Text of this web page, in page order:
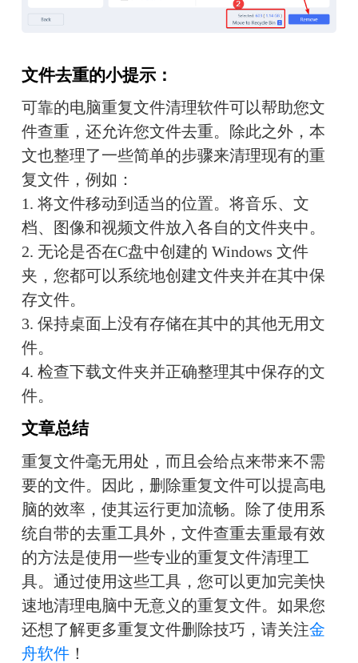
文件去重的小提示：
可靠的电脑重复文件清理软件可以帮助您文
件查重，还允许您文件去重。除此之外，本
文也整理了一些简单的步骤来清理现有的重
复文件，例如：
1. 将文件移动到适当的位置。将音乐、文
档、图像和视频文件放入各自的文件夹中。
2. 无论是否在C盘中创建的 Windows 文件
夹，您都可以系统地创建文件夹并在其中保
存文件。
3. 保持桌面上没有存储在其中的其他无用文
件。
4. 检查下载文件夹并正确整理其中保存的文
件。
文章总结
重复文件毫无用处，而且会给点来带来不需
要的文件。因此，删除重复文件可以提高电
脑的效率，使其运行更加流畅。除了使用系
统自带的去重工具外，文件查重去重最有效
的方法是使用一些专业的重复文件清理工
具。通过使用这些工具，您可以更加完美快
速地清理电脑中无意义的重复文件。如果您
还想了解更多重复文件删除技巧，请关注金
舟软件！